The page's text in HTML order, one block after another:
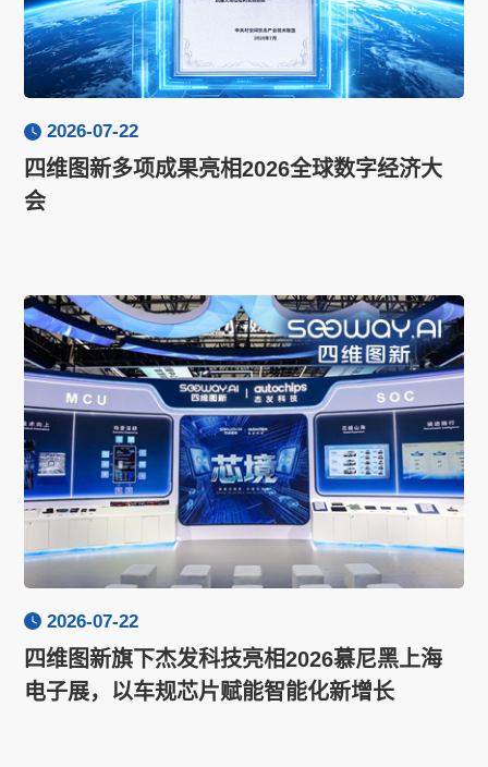
2026-07-22
四维图新多项成果亮相2026全球数字经济大
会
2026-07-22
四维图新旗下杰发科技亮相2026慕尼黑上海
电子展，以车规芯片赋能智能化新增长